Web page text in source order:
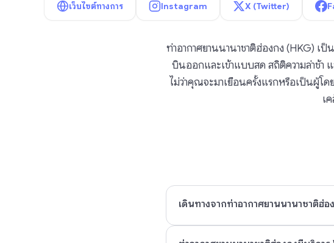
เว็บไซต์ทางการ Instagram X (Twitter)
ท่าอากาศยานนานาชาติฮ่องกง (HKG) เ
บินออกและเข้าแบบสด สถิติความล่าช้า
ไม่ว่าคุณจะมาเยือนครั้งแรกหรือเป็นผู้โ
เ
เดินทางจากท่าอากาศยานนานาชาติฮ่อ